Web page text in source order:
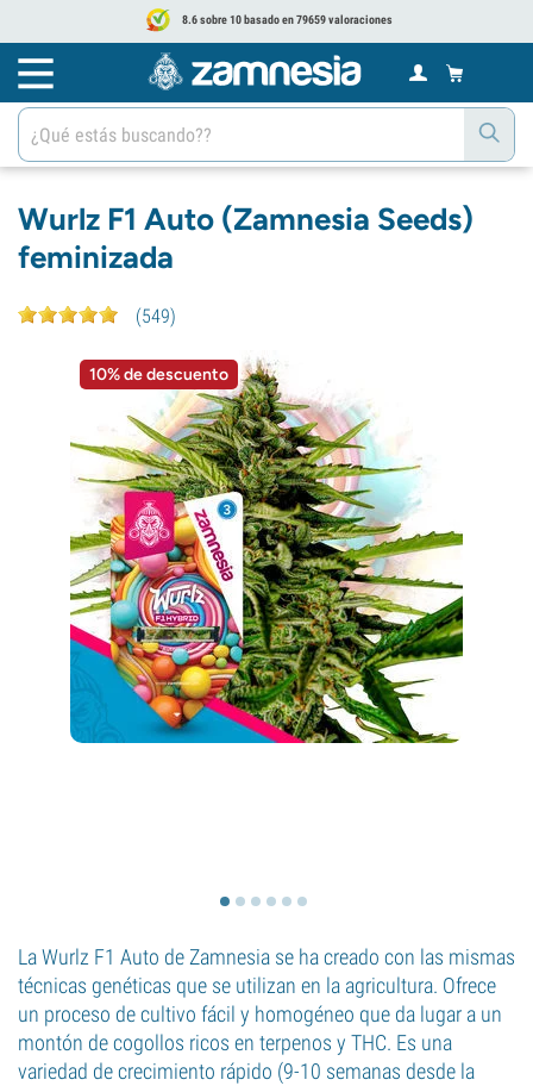
8.6 sobre 10 basado en 79659 valoraciones
Wurlz F1 Auto (Zamnesia Seeds)
feminizada
(549)
10% de descuento
La Wurlz F1 Auto de Zamnesia se ha creado con las mismas
técnicas genéticas que se utilizan en la agricultura. Ofrece
un proceso de cultivo fácil y homogéneo que da lugar a un
montón de cogollos ricos en terpenos y THC. Es una
variedad de crecimiento rápido (9-10 semanas desde la